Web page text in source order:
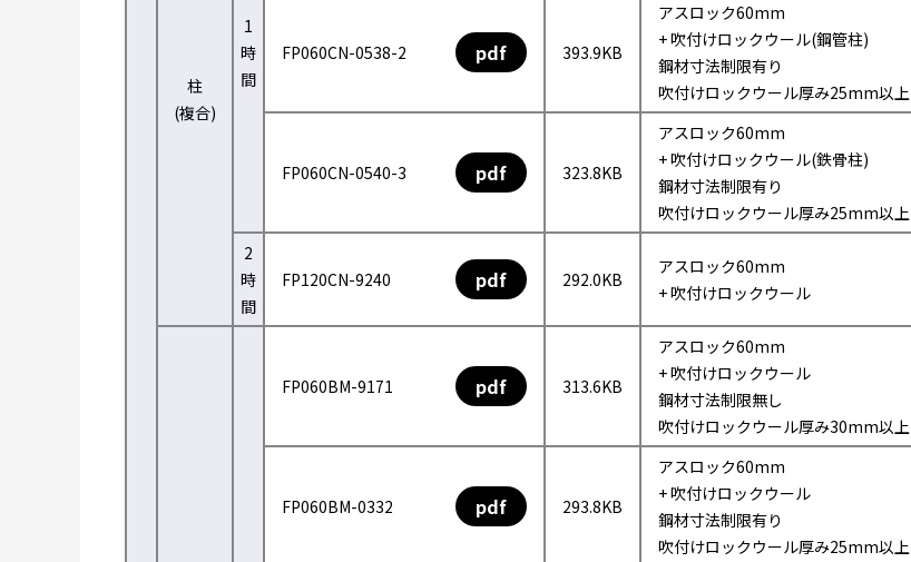
柱
(複合)
1
時
間
FP060CN-0538-2 pdf 393.9KB
アスロック60mm
+ 吹付けロックウール(鋼管柱)
鋼材寸法制限有り
吹付けロックウール厚み25mm以上
FP060CN-0540-3 pdf 323.8KB
アスロック60mm
+ 吹付けロックウール(鉄骨柱)
鋼材寸法制限有り
吹付けロックウール厚み25mm以上
2
時
間
FP120CN-9240 pdf 292.0KB
アスロック60mm
+ 吹付けロックウール
FP060BM-9171 pdf 313.6KB
アスロック60mm
+ 吹付けロックウール
鋼材寸法制限無し
吹付けロックウール厚み30mm以上
FP060BM-0332 pdf 293.8KB
アスロック60mm
+ 吹付けロックウール
鋼材寸法制限有り
吹付けロックウール厚み25mm以上